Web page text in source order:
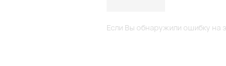
Если Вы обнаружили ошибку на